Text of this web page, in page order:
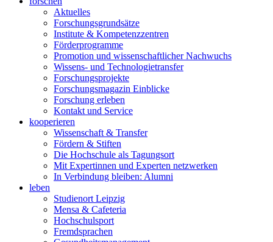
Aktuelles
Forschungsgrundsätze
Institute & Kompetenzzentren
Förderprogramme
Promotion und wissenschaftlicher Nachwuchs
Wissens- und Technologietransfer
Forschungsprojekte
Forschungsmagazin Einblicke
Forschung erleben
Kontakt und Service
kooperieren
Wissenschaft & Transfer
Fördern & Stiften
Die Hochschule als Tagungsort
Mit Expertinnen und Experten netzwerken
In Verbindung bleiben: Alumni
leben
Studienort Leipzig
Mensa & Cafeteria
Hochschulsport
Fremdsprachen